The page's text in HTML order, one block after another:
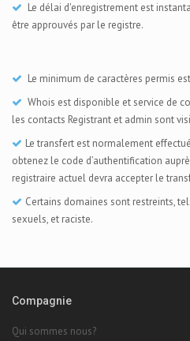
Le délai d'enregistrement est
être approuvés par le registre.
Le minimum de caractères permis
Whois est disponible et service de
les contacts Registrant et admin sont
Le transfert est normalement
obtenez le code d’authentification
registraire actuel devra accepter le
Certains domaines sont restreints,
sexuels, et raciste.
Compagnie
Qui sommes nous?